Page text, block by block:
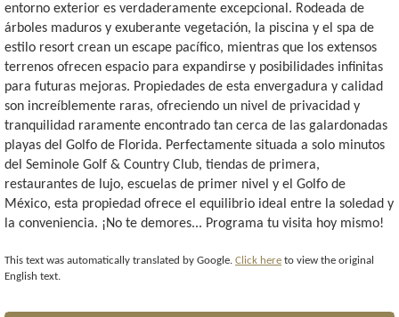
entorno exterior es verdaderamente excepcional. Rodeada de
árboles maduros y exuberante vegetación, la piscina y el spa de
estilo resort crean un escape pacífico, mientras que los extensos
terrenos ofrecen espacio para expandirse y posibilidades infinitas
para futuras mejoras. Propiedades de esta envergadura y calidad
son increíblemente raras, ofreciendo un nivel de privacidad y
tranquilidad raramente encontrado tan cerca de las galardonadas
playas del Golfo de Florida. Perfectamente situada a solo minutos
del Seminole Golf & Country Club, tiendas de primera,
restaurantes de lujo, escuelas de primer nivel y el Golfo de
México, esta propiedad ofrece el equilibrio ideal entre la soledad y
la conveniencia. ¡No te demores... Programa tu visita hoy mismo!
This text was automatically translated by Google. Click here to view the original
English text.